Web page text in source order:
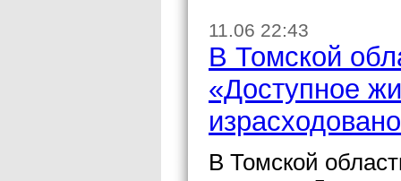
11.06 22:43
В Томской
«Доступное
В Томской